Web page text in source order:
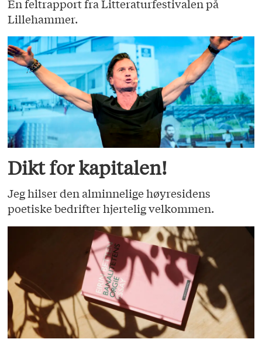
En feltrapport fra Litteraturfestivalen på
Lillehammer.
Dikt for kapitalen!
Jeg hilser den alminnelige høyresidens
poetiske bedrifter hjertelig velkommen.